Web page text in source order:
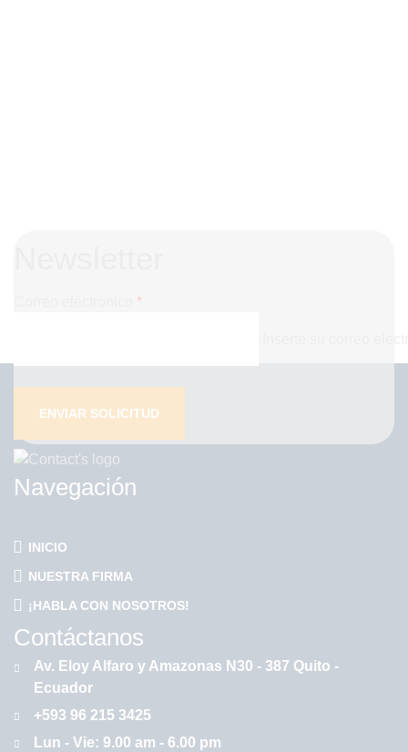
*
Navegación
INICIO
NUESTRA FIRMA
¡HABLA CON NOSOTROS!
Contáctanos
Av. Eloy Alfaro y Amazonas N30 - 387 Quito -
Ecuador
+593 96 215 3425
Lun - Vie: 9.00 am - 6.00 pm